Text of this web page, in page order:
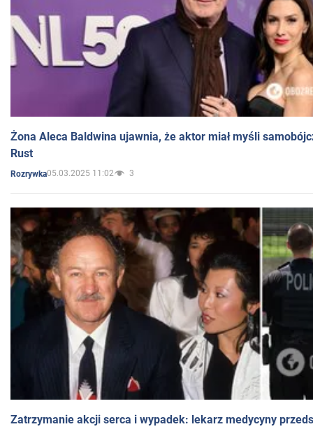
Żona Aleca Baldwina ujawnia, że aktor miał myśli
Rust
Rozrywka05.03.2025 11:02 3
Zatrzymanie akcji serca i wypadek: lekarz medycyny